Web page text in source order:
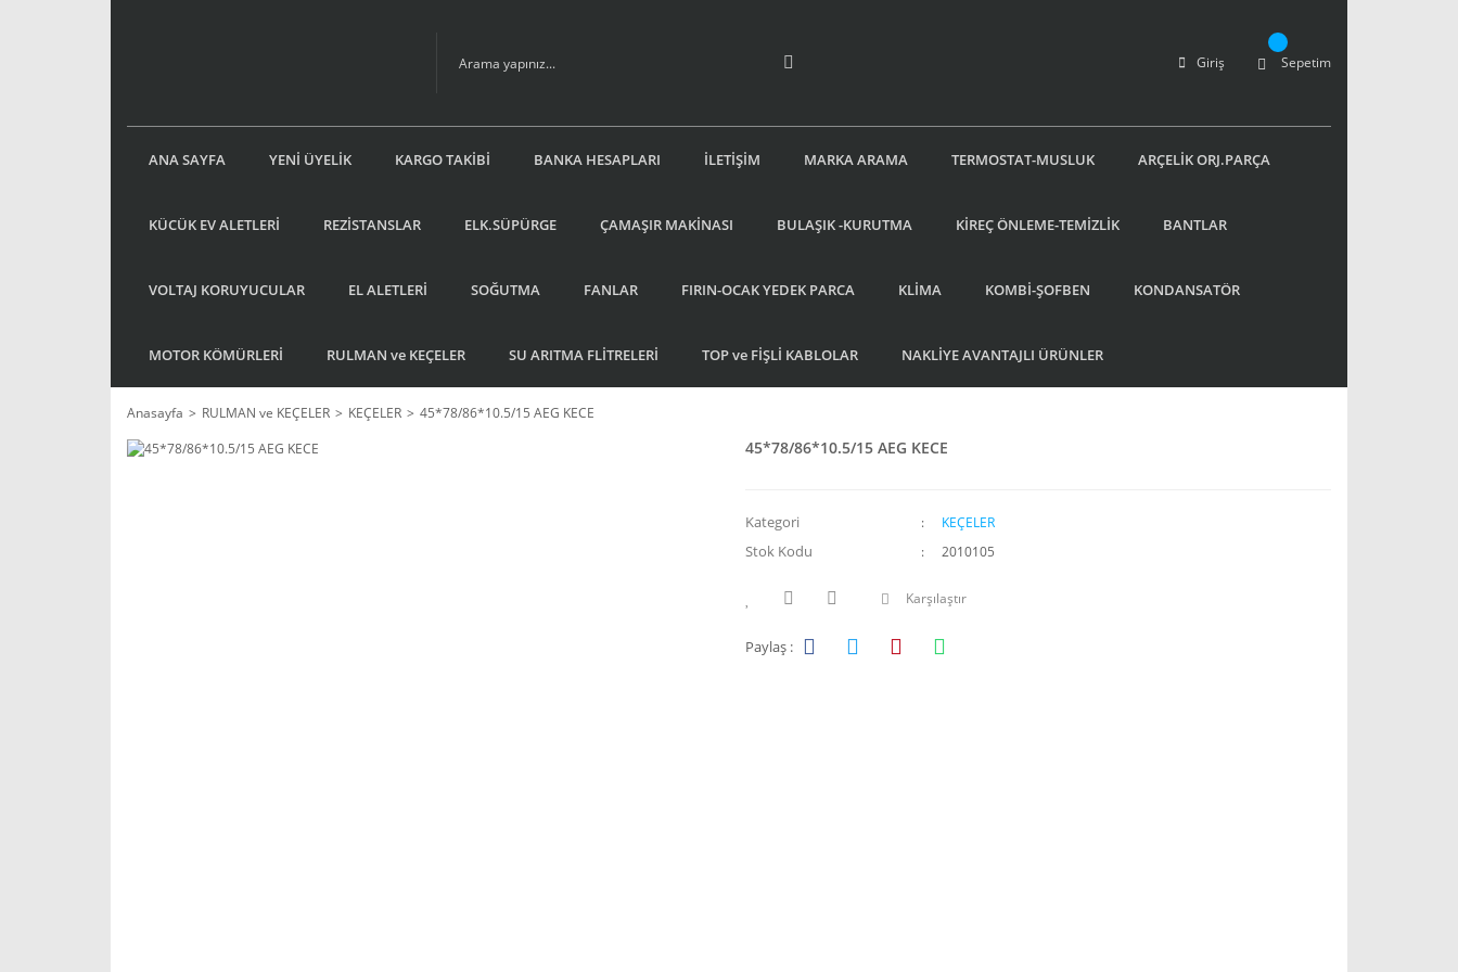
Giriş Sepetim
ANA SAYFA YENİ ÜYELİK KARGO TAKİBİ BANKA HESAPLARI İLETİŞİM MARKA ARAMA TERMOSTAT-MUSLUK ARÇELİK ORJ.PARÇA
KÜCÜK EV ALETLERİ REZİSTANSLAR ELK.SÜPÜRGE ÇAMAŞIR MAKİNASI BULAŞIK -KURUTMA KİREÇ ÖNLEME-TEMİZLİK BANTLAR
VOLTAJ KORUYUCULAR EL ALETLERİ SOĞUTMA FANLAR FIRIN-OCAK YEDEK PARCA KLİMA KOMBİ-ŞOFBEN KONDANSATÖR
MOTOR KÖMÜRLERİ RULMAN ve KEÇELER SU ARITMA FLİTRELERİ TOP ve FİŞLİ KABLOLAR NAKLİYE AVANTAJLI ÜRÜNLER
Anasayfa RULMAN ve KEÇELER KEÇELER 45*78/86*10.5/15 AEG KECE
45*78/86*10.5/15 AEG KECE
Kategori KEÇELER
Stok Kodu 2010105
Karşılaştır
Paylaş :